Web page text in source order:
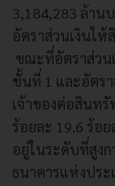
3,184,283 ล้าน
อัตราส่วนเงินใ
ขณะที่อัตราส่วน
ชั้นที่ 1 และอัตร
เจ้าของต่อสินท
ร้อยละ 19.6 ร้อ
อยู่ในระดับที่สูง
ธนาคารแห่งปร